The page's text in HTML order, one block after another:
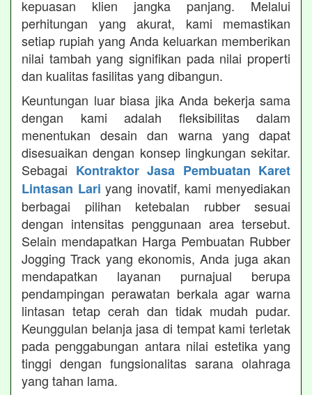
kepuasan klien jangka panjang. Melalui
perhitungan yang akurat, kami memastikan
setiap rupiah yang Anda keluarkan memberikan
nilai tambah yang signifikan pada nilai properti
dan kualitas fasilitas yang dibangun.
Keuntungan luar biasa jika Anda bekerja sama
dengan kami adalah fleksibilitas dalam
menentukan desain dan warna yang dapat
disesuaikan dengan konsep lingkungan sekitar.
Sebagai Kontraktor Jasa Pembuatan Karet
Lintasan Lari yang inovatif, kami menyediakan
berbagai pilihan ketebalan rubber sesuai
dengan intensitas penggunaan area tersebut.
Selain mendapatkan Harga Pembuatan Rubber
Jogging Track yang ekonomis, Anda juga akan
mendapatkan layanan purnajual berupa
pendampingan perawatan berkala agar warna
lintasan tetap cerah dan tidak mudah pudar.
Keunggulan belanja jasa di tempat kami terletak
pada penggabungan antara nilai estetika yang
tinggi dengan fungsionalitas sarana olahraga
yang tahan lama.